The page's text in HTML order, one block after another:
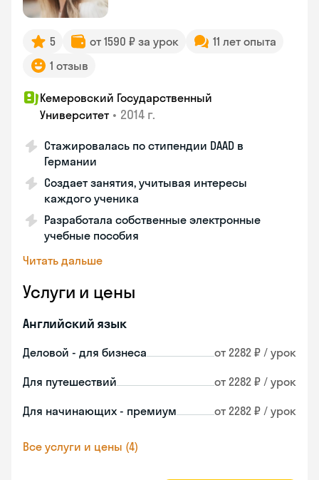
5 от 1590 ₽ за урок
11 лет опыта
1 отзыв
Кемеровский Государственный
Университет • 2014 г.
Стажировалась по стипендии DAAD в
Германии
Создает занятия, учитывая интересы
каждого ученика
Разработала собственные электронные
учебные пособия
Читать дальше
Услуги и цены
Английский язык
Деловой - для бизнеса от 2282 ₽ / урок
Для путешествий от 2282 ₽ / урок
Для начинающих - премиум от 2282 ₽ / урок
Все услуги и цены (4)